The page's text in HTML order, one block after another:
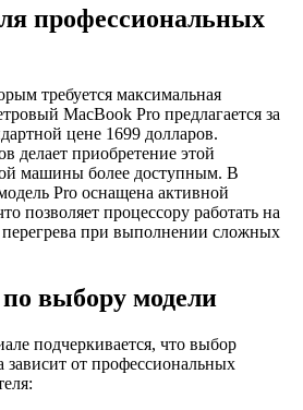
профессиональных
требуется максимальная
MacBook Pro предлагается за
цене 1699 долларов.
делает приобретение этой
машины более доступным. В
Pro оснащена активной
позволяет процессору работать на
при выполнении сложных
выбору модели
подчеркивается, что выбор
зависит от профессиональных